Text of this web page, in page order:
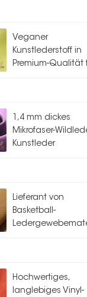
Veganer
Kunstlederstoff in
Premium-Qualität
1,4 mm dickes
Mikrofaser-
Kunstleder
Lieferant von
Basketball-
Hochwertiges,
langlebiges Vinyl-